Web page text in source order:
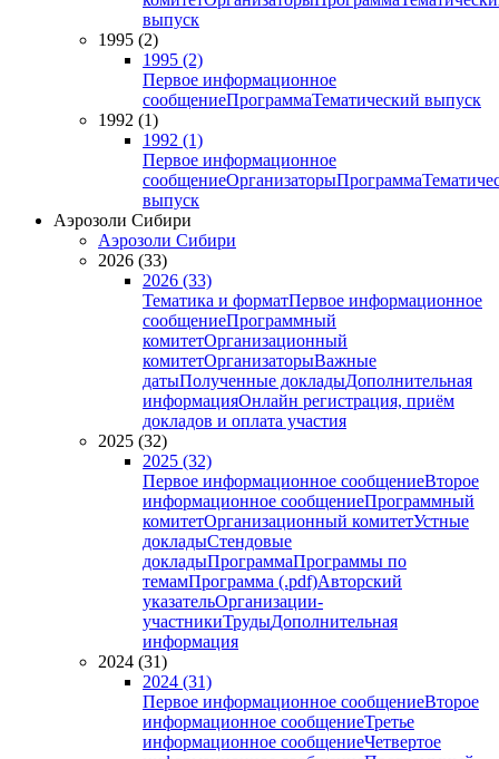
выпуск
1995 (2)
1995 (2)
Первое информационное
сообщениеПрограммаТематический выпуск
1992 (1)
1992 (1)
Первое информационное
сообщениеОрганизаторыПрограмма
выпуск
Аэрозоли Сибири
Аэрозоли Сибири
2026 (33)
2026 (33)
Тематика и форматПервое информационное
сообщениеПрограммный
комитетОрганизационный
комитетОрганизаторыВажные
датыПолученные докладыДополнительная
информацияОнлайн регистрация, приём
докладов и оплата участия
2025 (32)
2025 (32)
Первое информационное сообщениеВторое
информационное сообщениеПрограммный
комитетОрганизационный комитетУстные
докладыСтендовые
докладыПрограммаПрограммы по
темамПрограмма (.pdf)Авторский
указательОрганизации-
участникиТрудыДополнительная
информация
2024 (31)
2024 (31)
Первое информационное сообщениеВторое
информационное сообщениеТретье
информационное сообщениеЧетвертое